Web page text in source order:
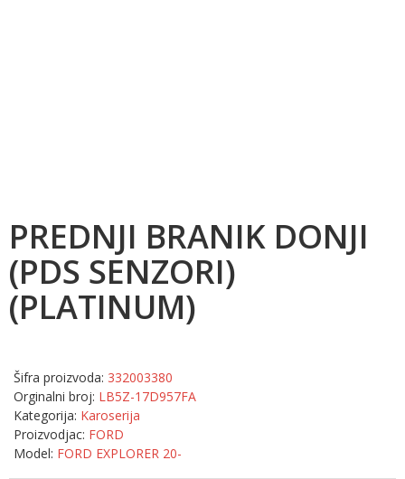
PREDNJI BRANIK DONJI
(PDS SENZORI)
(PLATINUM)
Šifra proizvoda: 332003380
Orginalni broj: LB5Z-17D957FA
Kategorija: Karoserija
Proizvodjac: FORD
Model: FORD EXPLORER 20-